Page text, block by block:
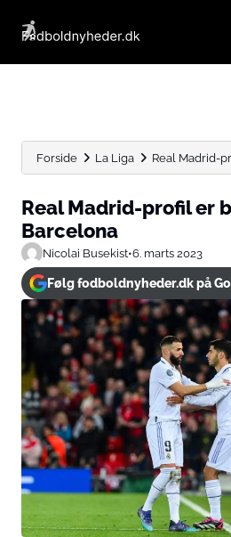
Forside La Liga Real Madrid-
Real Madrid-profil er
Barcelona
Nicolai Busekist•6. marts 2023
Følg fodboldnyheder.dk på